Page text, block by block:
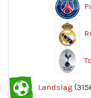
Landslag